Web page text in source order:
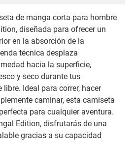
de manga corta para hombre
diseñada para ofrecer un
en la absorción de la
técnica desplaza
hacia la superficie,
y seco durante tus
Ideal para correr, hacer
caminar, esta camiseta
para cualquier aventura.
Edition, disfrutarás de una
gracias a su capacidad